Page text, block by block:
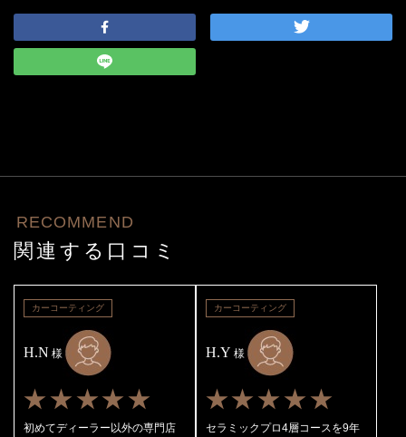
RECOMMEND
関連する口コミ
カーコーティング
H.N 様
★★★★★
初めてディーラー以外の専門店
カーコーティング
H.Y 様
★★★★★
セラミックプロ4層コースを9年